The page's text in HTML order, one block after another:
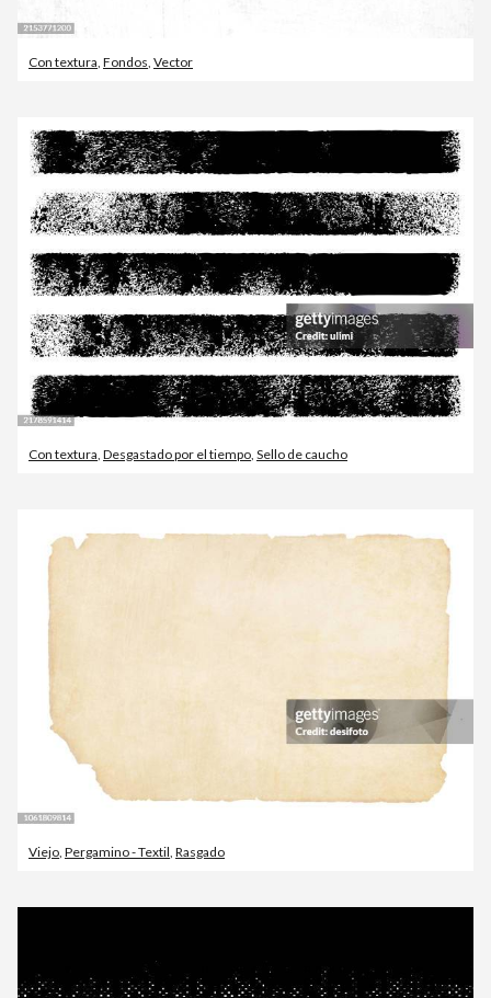
Con textura, Fondos, Vector
Con textura Desgastado por el tiempo Sello de caucho
Viejo Pergamino - Textil Rasgado